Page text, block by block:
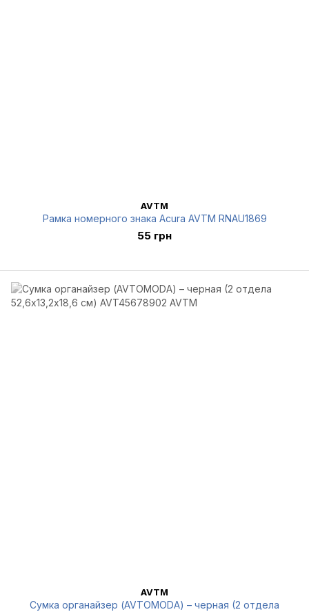
AVTM
Рамка номерного знака Acura AVTM RNAU1869
55 грн
AVTM
Сумка органайзер (AVTOMODA) – черная (2 отдела